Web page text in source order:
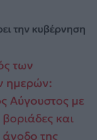
την κυβέρνηση